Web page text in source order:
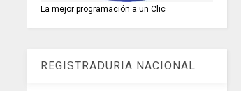
La mejor programación a un Clic
REGISTRADURIA NACIONAL